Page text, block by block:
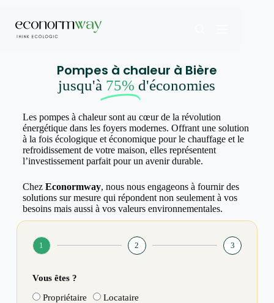
Pompes à chaleur à Bière
jusqu'à 75% d'économies
Les pompes à chaleur sont au cœur de la révolution
énergétique dans les foyers modernes. Offrant une solution
à la fois écologique et économique pour le chauffage et le
refroidissement de votre maison, elles représentent
l’investissement parfait pour un avenir durable.
Chez Econormway, nous nous engageons à fournir des
solutions sur mesure qui répondent non seulement à vos
besoins mais aussi à vos valeurs environnementales.
1 2 3
Vous êtes ?
Propriétaire Locataire